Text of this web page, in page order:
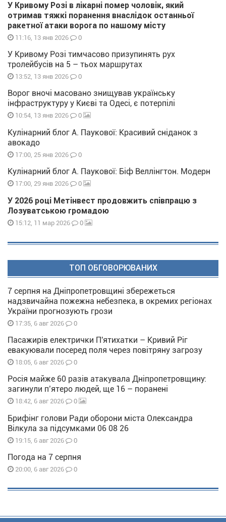
У Кривому Розі в лікарні помер чоловік, який
отримав тяжкі поранення внаслідок останньої
ракетної атаки ворога по нашому місту
11:16, 13 янв 2026 0
У Кривому Розі тимчасово призупинять рух
тролейбусів на 5 – тьох маршрутах
13:52, 13 янв 2026 0
Ворог вночі масовано знищував українську
інфраструктуру у Києві та Одесі, є потерпілі
10:54, 13 янв 2026 0
Кулінарний блог А. Паукової: Красивий сніданок з
авокадо
17:00, 25 янв 2026 0
Кулінарний блог А. Паукової: Біф Веллінгтон. Модерн
17:00, 29 янв 2026 0
У 2026 році Метінвест продовжить співпрацю з
Лозуватською громадою
15:12, 11 мар 2026 0
ТОП ОБГОВОРЮВАНИХ
7 серпня на Дніпропетровщині збережеться
надзвичайна пожежна небезпека, в окремих регіонах
України прогнозують грози
17:35, 6 авг 2026 0
Пасажирів електрички П'ятихатки – Кривий Ріг
евакуювали посеред поля через повітряну загрозу
18:05, 6 авг 2026 0
Росія майже 60 разів атакувала Дніпропетровщину:
загинули п’ятеро людей, ще 16 – поранені
18:42, 6 авг 2026 0
Брифінг голови Ради оборони міста Олександра
Вілкула за підсумками 06 08 26
19:15, 6 авг 2026 0
Погода на 7 серпня
20:00, 6 авг 2026 0